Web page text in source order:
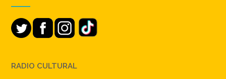
RADIO CULTURAL